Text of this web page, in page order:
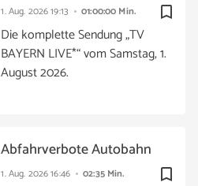
bookmark_border
1. Aug. 202619:13 01:00:00 Min.
Die komplette Sendung „TV
BAYERN LIVE*“ vom Samstag, 1.
August 2026.
bookmark_border
1. Aug. 202616:46 02:35 Min.
Abfahrverbote Autobahn